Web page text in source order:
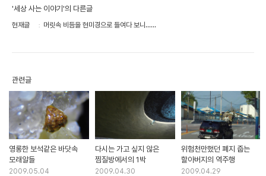
'세상 사는 이야기'의 다른글
현재글 머릿속 비듬을 현미경으로 들여다 보니......
관련글
영롱한 보석같은 바닷속
모래알들
2009.05.04
다시는 가고 싶지 않은
찜질방에서의 1박
2009.04.30
위험천만했던 폐지 줍는
할아버지의 역주행
2009.04.29